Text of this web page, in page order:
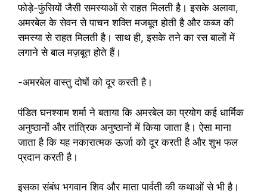
फोड़े-फुंसियों जैसी समस्याओं से राहत मिलती है। इसके अलावा,
अमरबेल के सेवन से पाचन शक्ति मजबूत होती है और कब्ज की
समस्या से राहत मिलती है। साथ ही, इसके तने का रस बालों में
लगाने से बाल मज़बूत होते हैं।
-अमरबेल वास्तु दोषों को दूर करती है।
पंडित घनश्याम शर्मा ने बताया कि अमरबेल का प्रयोग कई धार्मिक
अनुष्ठानों और तांत्रिक अनुष्ठानों में किया जाता है। ऐसा माना
जाता है कि यह नकारात्मक ऊर्जा को दूर करती है और शुभ फल
प्रदान करती है।
इसका संबंध भगवान शिव और माता पार्वती की कथाओं से भी है।